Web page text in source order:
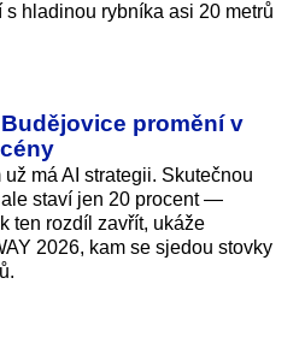
hladinou rybníka asi 20 metrů
promění v
má AI strategii. Skutečnou
staví jen 20 procent —
ten rozdíl zavřít, ukáže
2026, kam se sjedou stovky